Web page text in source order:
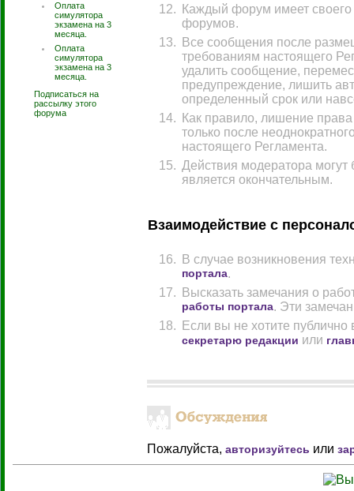
Оплата
симулятора
экзамена на 3
месяца.
Оплата
симулятора
экзамена на 3
месяца.
Подписаться на
рассылку этого
форума
Каждый форум имеет
форумов.
Все сообщения после
требованиям настоящего
удалить сообщение,
предупреждение, лишить
определенный срок или
Как правило, лишение
только после
настоящего Регламента.
Действия модератора
является окончательным.
Взаимодействие с
В случае возникновения
портала.
Высказать замечания о
работы портала. Эти
Если вы не хотите
секретарю редакции или
Пожалуйста, авторизуйтесь или